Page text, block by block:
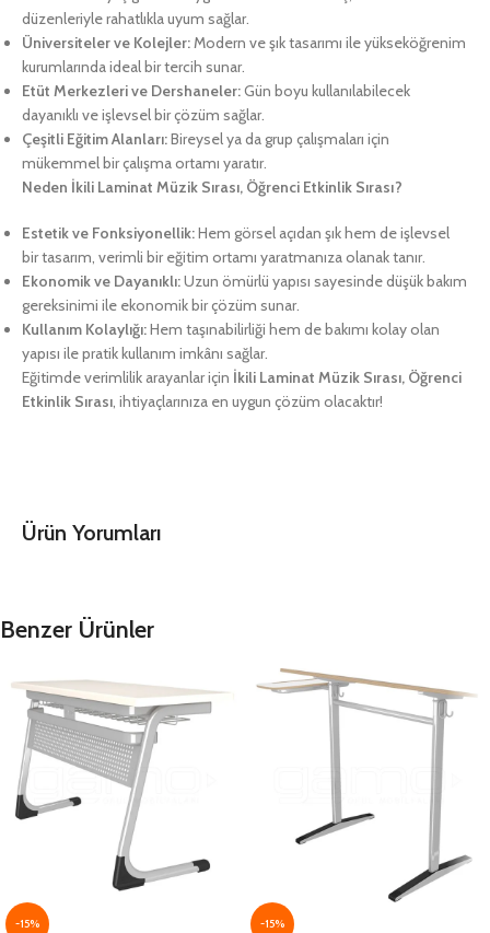
düzenleriyle rahatlıkla uyum sağlar.
Üniversiteler ve Kolejler:Modern ve şık tasarımı ile yükseköğrenim
kurumlarında ideal bir tercih sunar.
Etüt Merkezleri ve Dershaneler:Gün boyu kullanılabilecek
dayanıklı ve işlevsel bir çözüm sağlar.
Çeşitli Eğitim Alanları:Bireysel ya da grup çalışmaları için
mükemmel bir çalışma ortamı yaratır.
Neden İkili Laminat Müzik Sırası, Öğrenci Etkinlik Sırası?
Estetik ve Fonksiyonellik:Hem görsel açıdan şık hem de işlevsel
bir tasarım, verimli bir eğitim ortamı yaratmanıza olanak tanır.
Ekonomik ve Dayanıklı:Uzun ömürlü yapısı sayesinde düşük bakım
gereksinimi ile ekonomik bir çözüm sunar.
Kullanım Kolaylığı:Hem taşınabilirliği hem de bakımı kolay olan
yapısı ile pratik kullanım imkânı sağlar.
Eğitimde verimlilik arayanlar için İkili Laminat Müzik Sırası, Öğrenci
Etkinlik Sırası, ihtiyaçlarınıza en uygun çözüm olacaktır!
Ürün Yorumları
Benzer Ürünler
-15% -15%